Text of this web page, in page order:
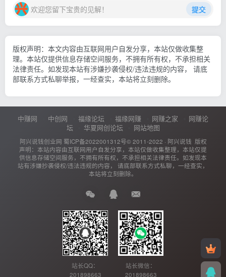
欢迎您留下宝贵的见解！ 提交
版权声明：本文内容由互联网用户自发分享，本站仅做收集整
理。本站仅提供信息存储空间服务，不拥有所有权，不承担相关
法律责任。如发现本站有涉嫌抄袭侵权/违法违规的内容， 请底
部联系方式私聊举报，一经查实，本站将立刻删除。
中赚网 中创网 福缘论坛 福缘网赚 网赚之家
网赚论
坛
华夏网创论坛 网站地图
阿兴说钱创业网 蜀ICP备2022001312号© 2011-2022 · 阿兴说钱 版权
声明：本站内容由互联网用户自发分享，本站仅做收集整理，本站仅提
供信息存储空间服务，不拥有所有权，不承担相关法律责任。如发现本
站有涉嫌抄袭侵权/违法违规的内容， 请底部联系方式私聊，一经查实，
本站将立刻删除。
站长QQ：
201898663
站长微信：
201898663